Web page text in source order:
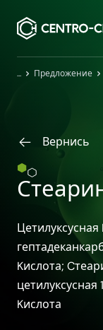
ГлавнаяПредложение
Вернись
Цетилуксусная
Kислота;
Kислота